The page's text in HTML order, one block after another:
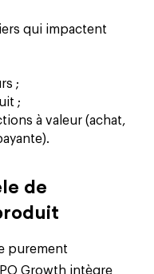
qui impactent
;
;
à valeur (achat,
de
purement
Growth intègre